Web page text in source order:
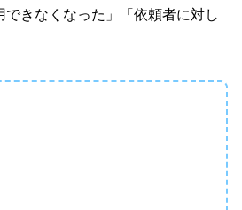
きなくなった」「依頼者に対し